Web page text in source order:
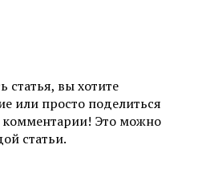
статья, вы хотите
или просто поделиться
комментарии! Это можно
статьи.